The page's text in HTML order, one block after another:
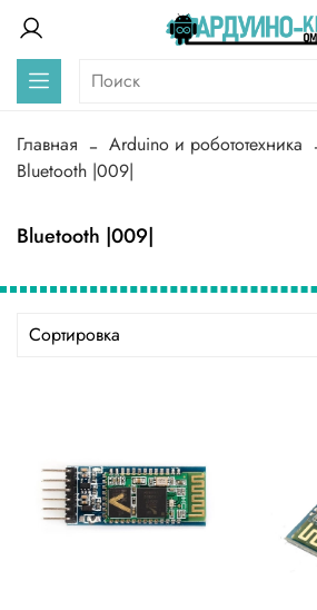
Главная Arduino и робототехника
Bluetooth |009|
Bluetooth |009|